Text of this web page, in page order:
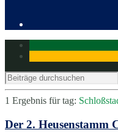
1 Ergebnis fürtag:
Der 2. Heusenstamm